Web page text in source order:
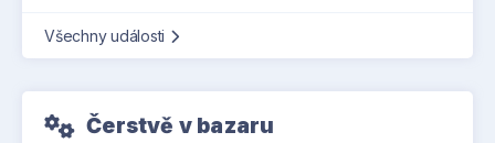
Všechny události
Čerstvě v bazaru